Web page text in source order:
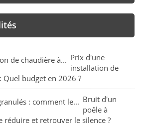
Prix d'une
installation de
Quel budget en 2026 ?
Bruit d'un
poêle à
réduire et retrouver le silence ?